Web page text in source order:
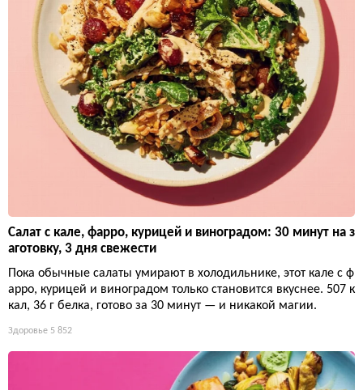
Салат с кале, фарро, курицей и виноградом: 30 минут на з
аготовку, 3 дня свежести
Пока обычные салаты умирают в холодильнике, этот кале с ф
арро, курицей и виноградом только становится вкуснее. 507 к
кал, 36 г белка, готово за 30 минут — и никакой магии.
Здоровье 5 852